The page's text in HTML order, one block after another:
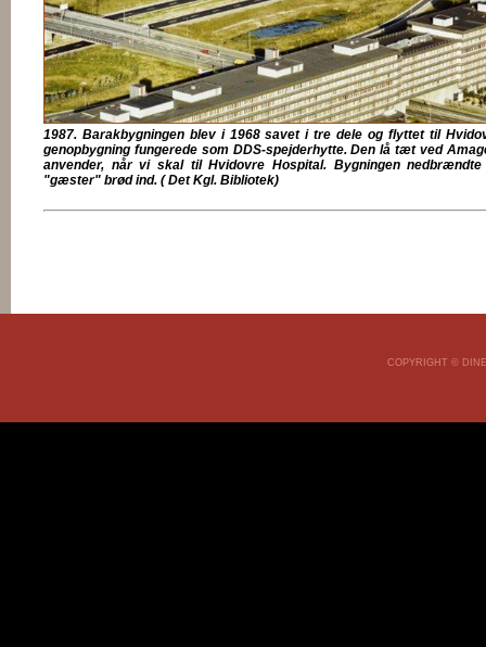
1987. Barakbygningen blev i 1968 savet i tre dele og flyttet til
genopbygning fungerede som DDS-spejderhytte. Den lå tæt ved
anvender, når vi skal til Hvidovre Hospital. Bygningen
"gæster" brød ind. ( Det Kgl. Bibliotek)
COPYRIGHT ©